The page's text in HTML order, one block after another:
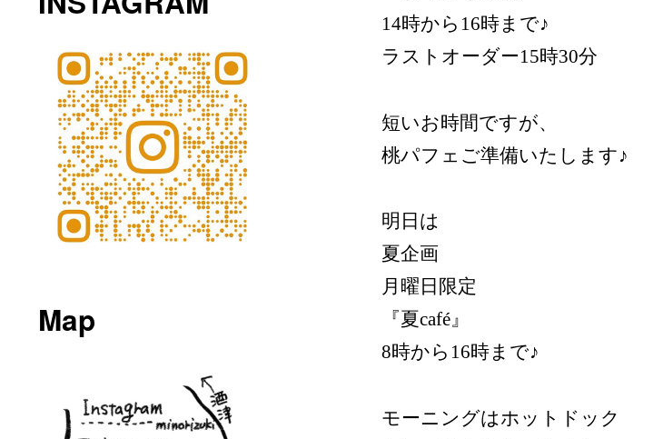
14時から16時まで♪
ラストオーダー15時30分
短いお時間ですが、
桃パフェご準備いたします♪
明日は
夏企画
月曜日限定
『夏café』
8時から16時まで♪
モーニングはホットドック
Map